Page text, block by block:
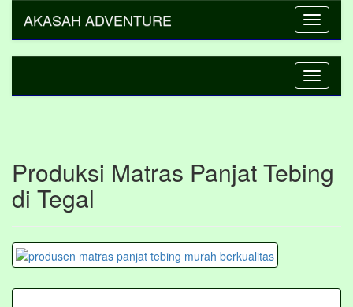
Toggle
AKASAH ADVENTURE
Toggle
Produksi Matras Panjat Tebing
di Tegal